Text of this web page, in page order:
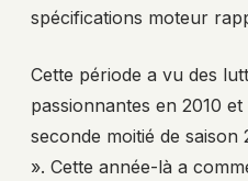
spécifications moteur
Cette période a vu des
passionnantes en 2010
seconde moitié de saison
». Cette année-là a